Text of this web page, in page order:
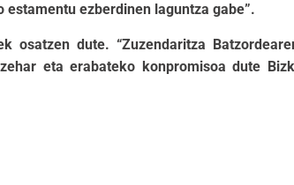
ezberdinen laguntza gabe”.
osatzen dute. “Zuzendaritza
eta erabateko konpromisoa dute